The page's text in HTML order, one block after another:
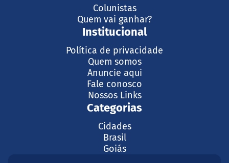
Colunistas
Quem vai ganhar?
Institucional
Política de privacidade
Quem somos
Anuncie aqui
Fale conosco
Nossos Links
Categorias
Cidades
Brasil
Goiás